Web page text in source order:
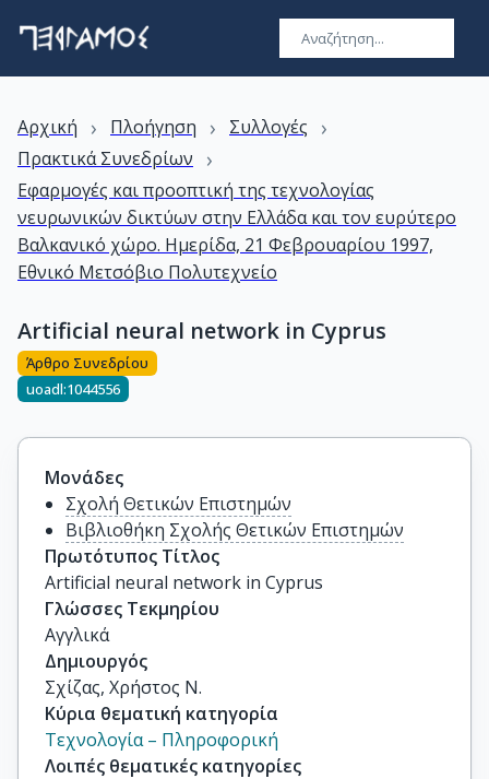
Αρχική › Πλοήγηση › Συλλογές ›
Πρακτικά Συνεδρίων ›
Εφαρμογές και προοπτική της τεχνολογίας
νευρωνικών δικτύων στην Ελλάδα και τον ευρύτερο
Βαλκανικό χώρο. Ημερίδα, 21 Φεβρουαρίου 1997,
Εθνικό Μετσόβιο Πολυτεχνείο
Artificial neural network in Cyprus
Άρθρο Συνεδρίου
uoadl:1044556
Μονάδες
Σχολή Θετικών Επιστημών
Βιβλιοθήκη Σχολής Θετικών Επιστημών
Πρωτότυπος Τίτλος
Artificial neural network in Cyprus
Γλώσσες Τεκμηρίου
Αγγλικά
Δημιουργός
Σχίζας, Χρήστος Ν.
Κύρια θεματική κατηγορία
Τεχνολογία – Πληροφορική
Λοιπές θεματικές κατηγορίες